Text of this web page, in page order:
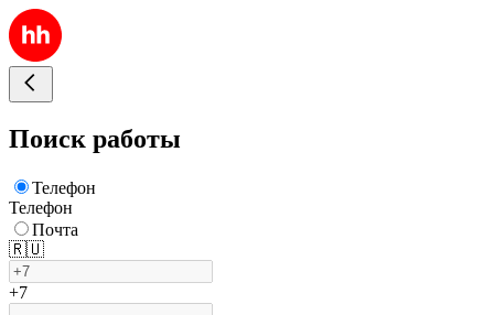
Поиск работы
Телефон
Телефон
Почта
🇷🇺
+7